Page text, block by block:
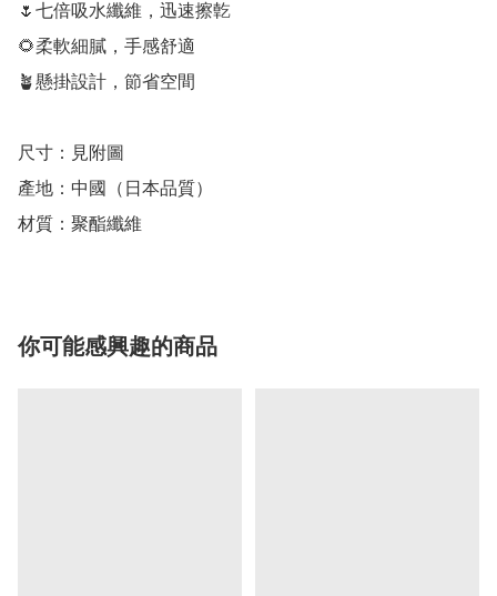
🌷七倍吸水纖維，迅速擦亁
🌻柔軟細膩，手感舒適
🪴懸掛設計，節省空間
尺寸：見附圖
產地：中國（日本品質）
材質：聚酯纖維
你可能感興趣的商品